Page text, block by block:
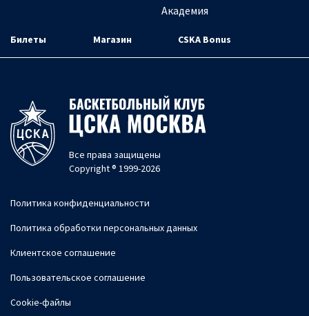
Академия
Билеты Магазин CSKA Bonus
Все права защищены
Copyright ® 1999-2026
Политика конфиденциальности
Политика обработки персональных данных
Клиентское соглашение
Пользовательское соглашение
Cookie-файлы